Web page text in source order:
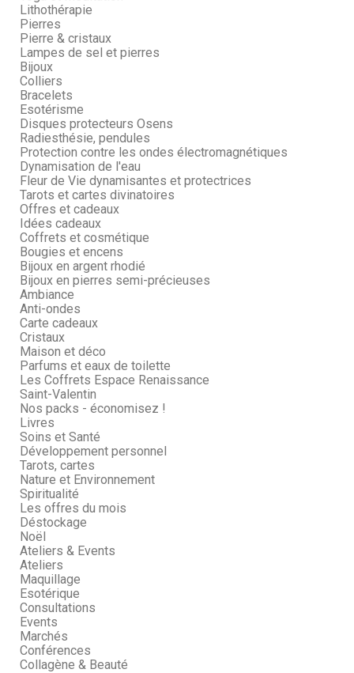
Lithothérapie
Pierres
Pierre & cristaux
Lampes de sel et pierres
Bijoux
Colliers
Bracelets
Esotérisme
Disques protecteurs Osens
Radiesthésie, pendules
Protection contre les ondes électromagnétiques
Dynamisation de l'eau
Fleur de Vie dynamisantes et protectrices
Tarots et cartes divinatoires
Offres et cadeaux
Idées cadeaux
Coffrets et cosmétique
Bougies et encens
Bijoux en argent rhodié
Bijoux en pierres semi-précieuses
Ambiance
Anti-ondes
Carte cadeaux
Cristaux
Maison et déco
Parfums et eaux de toilette
Les Coffrets Espace Renaissance
Saint-Valentin
Nos packs - économisez !
Livres
Soins et Santé
Développement personnel
Tarots, cartes
Nature et Environnement
Spiritualité
Les offres du mois
Déstockage
Noël
Ateliers & Events
Ateliers
Maquillage
Esotérique
Consultations
Events
Marchés
Conférences
Collagène & Beauté